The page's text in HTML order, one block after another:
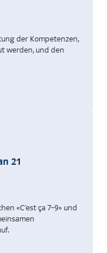
der Kompetenzen,
werden, und den
21
«C’est ça 7–9» und